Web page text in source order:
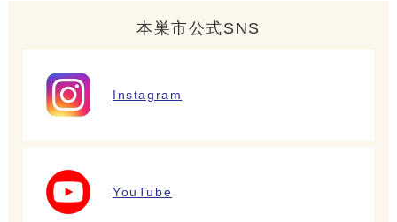
本巣市公式SNS
Instagram
YouTube